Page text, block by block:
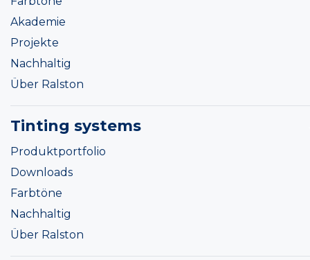
Akademie
Projekte
Nachhaltig
Über Ralston
Tinting systems
Produktportfolio
Downloads
Farbtöne
Nachhaltig
Über Ralston